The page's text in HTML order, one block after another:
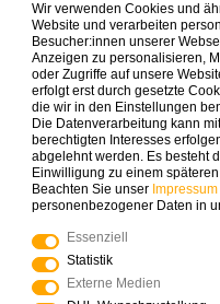
Mehr
© Copyright 2025
vorbehalten
Wir verwenden Cookies und
Website und verarbeiten
Besucher:innen unserer
Anzeigen zu personalisieren,
oder Zugriffe auf unsere
erfolgt erst durch gesetzte
die wir in den Einstellungen
Die Datenverarbeitung kann
berechtigten Interesses
abgelehnt werden. Es besteht
Einwilligung zu einem
Beachten Sie unser Impressum
personenbezogener Daten in
Essenziell
Statistik
Externe Medien